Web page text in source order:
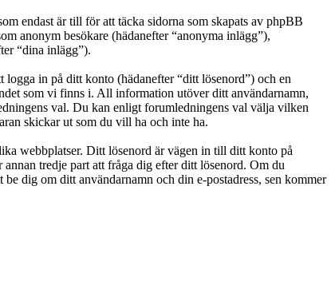
endast är till för att täcka sidorna som skapats av phpBB
anonym besökare (hädanefter “anonyma inlägg”),
“dina inlägg”).
in på ditt konto (hädanefter “ditt lösenord”) och en
som vi finns i. All information utöver ditt användarnamn,
val. Du kan enligt forumledningens val välja vilken
skickar ut som du vill ha och inte ha.
webbplatser. Ditt lösenord är vägen in till ditt konto på
tredje part att fråga dig efter ditt lösenord. Om du
dig om ditt användarnamn och din e-postadress, sen kommer